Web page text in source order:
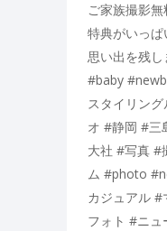
ご家族撮影
特典がいっぱ
思い出を残し
#baby
スタイリン
オ #静岡 #三
大社 #写真 #
ム #photo
カジュアル #
フォト #ニュ